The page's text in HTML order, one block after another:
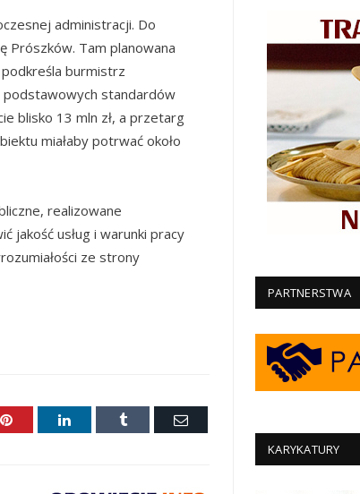
administracji. Do
Tam planowana
burmistrz
podstawowych standardów
blisko 13 mln zł, a przetarg
miałaby potrwać około
realizowane
jakość usług i warunki pracy
ze strony
Pinterest LinkedIn Tumblr
E-
PARTNERSTWA
KARYKATURY